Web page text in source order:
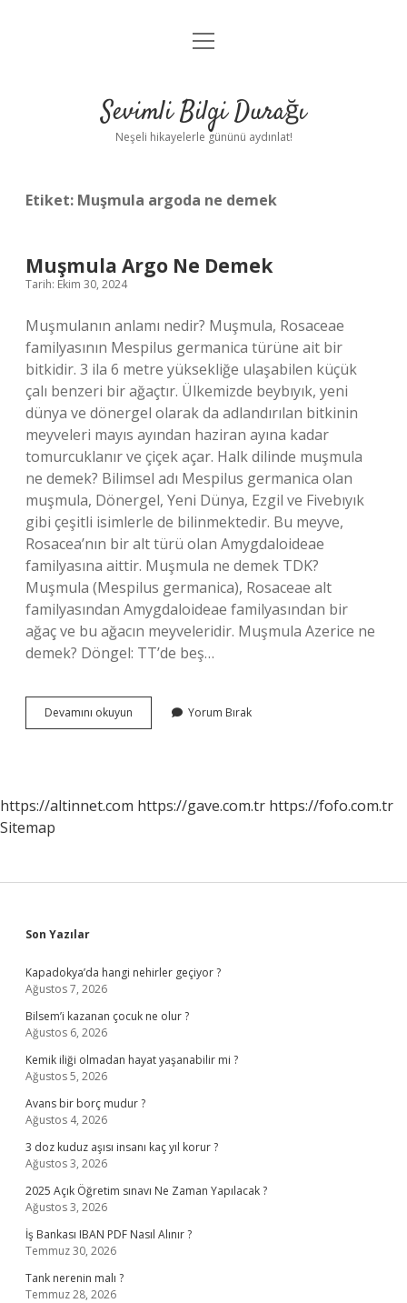
Anasayfa
Yasal Uyarı
menüyü
Sevimli Bilgi Durağı
Neşeli hikayelerle gününü aydınlat!
Etiket: Muşmula argoda ne demek
Muşmula Argo Ne Demek
Tarih: Ekim 30, 2024
Muşmulanın anlamı nedir? Muşmula, Rosaceae
familyasının Mespilus germanica türüne ait bir
bitkidir. 3 ila 6 metre yüksekliğe ulaşabilen küçük
çalı benzeri bir ağaçtır. Ülkemizde beybıyık, yeni
dünya ve dönergel olarak da adlandırılan bitkinin
meyveleri mayıs ayından haziran ayına kadar
tomurcuklanır ve çiçek açar. Halk dilinde muşmula
ne demek? Bilimsel adı Mespilus germanica olan
muşmula, Dönergel, Yeni Dünya, Ezgil ve Fivebıyık
gibi çeşitli isimlerle de bilinmektedir. Bu meyve,
Rosacea’nın bir alt türü olan Amygdaloideae
familyasına aittir. Muşmula ne demek TDK?
Muşmula (Mespilus germanica), Rosaceae alt
familyasından Amygdaloideae familyasından bir
ağaç ve bu ağacın meyveleridir. Muşmula Azerice ne
demek? Döngel: TT’de beş…
Devamını okuyun Muşmula
Argo
Yorum Bırak
https://altinnet.com https://gave.com.tr https://fofo.com.tr
Sitemap
Sidebar
Son Yazılar
Kapadokya’da hangi nehirler geçiyor ?
Ağustos 7, 2026
Bilsem’i kazanan çocuk ne olur ?
Ağustos 6, 2026
Kemik iliği olmadan hayat yaşanabilir mi ?
Ağustos 5, 2026
Avans bir borç mudur ?
Ağustos 4, 2026
3 doz kuduz aşısı insanı kaç yıl korur ?
Ağustos 3, 2026
2025 Açık Öğretim sınavı Ne Zaman Yapılacak ?
Ağustos 3, 2026
İş Bankası IBAN PDF Nasıl Alınır ?
Temmuz 30, 2026
Tank nerenin malı ?
Temmuz 28, 2026